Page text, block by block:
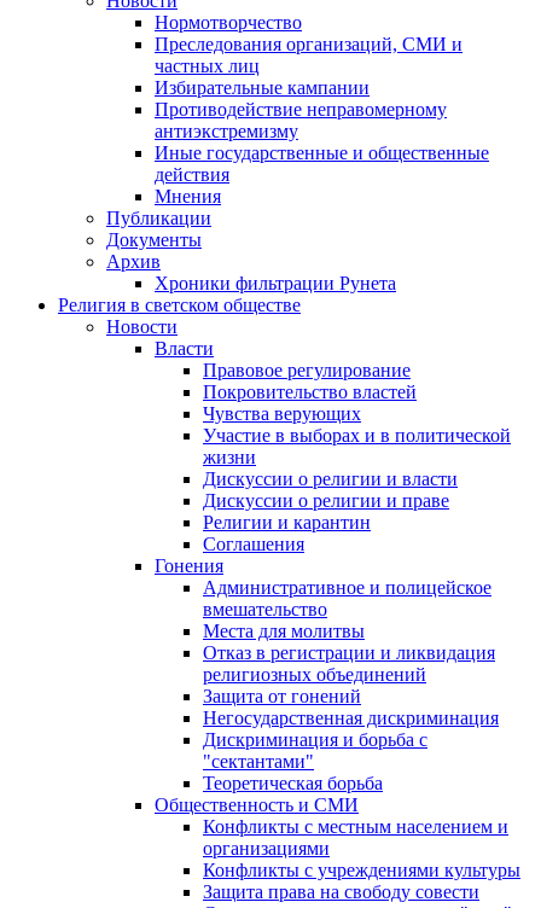
Нормотворчество
Преследования организаций, СМИ и
частных лиц
Избирательные кампании
Противодействие неправомерному
антиэкстремизму
Иные государственные и общественные
действия
Мнения
Публикации
Документы
Архив
Хроники фильтрации Рунета
Религия в светском обществе
Новости
Власти
Правовое регулирование
Покровительство властей
Чувства верующих
Участие в выборах и в политической
жизни
Дискуссии о религии и власти
Дискуссии о религии и праве
Религии и карантин
Соглашения
Гонения
Административное и полицейское
вмешательство
Места для молитвы
Отказ в регистрации и ликвидация
религиозных объединений
Защита от гонений
Негосударственная дискриминация
Дискриминация и борьба с
"сектантами"
Теоретическая борьба
Общественность и СМИ
Конфликты с местным населением и
организациями
Конфликты с учреждениями культуры
Защита права на свободу совести